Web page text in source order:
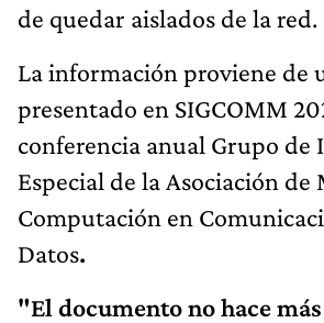
de quedar aislados de la red.
La información proviene de
presentado en SIGCOMM
conferencia anual Grupo de
Especial de la Asociación
Computación en
Datos.
"El documento no hace